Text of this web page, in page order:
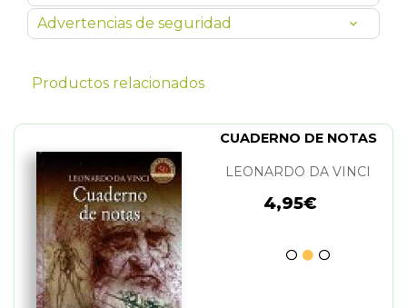
Advertencias de seguridad
Productos relacionados
CUADERNO DE NOTAS
LEONARDO DA VINCI
4,95€